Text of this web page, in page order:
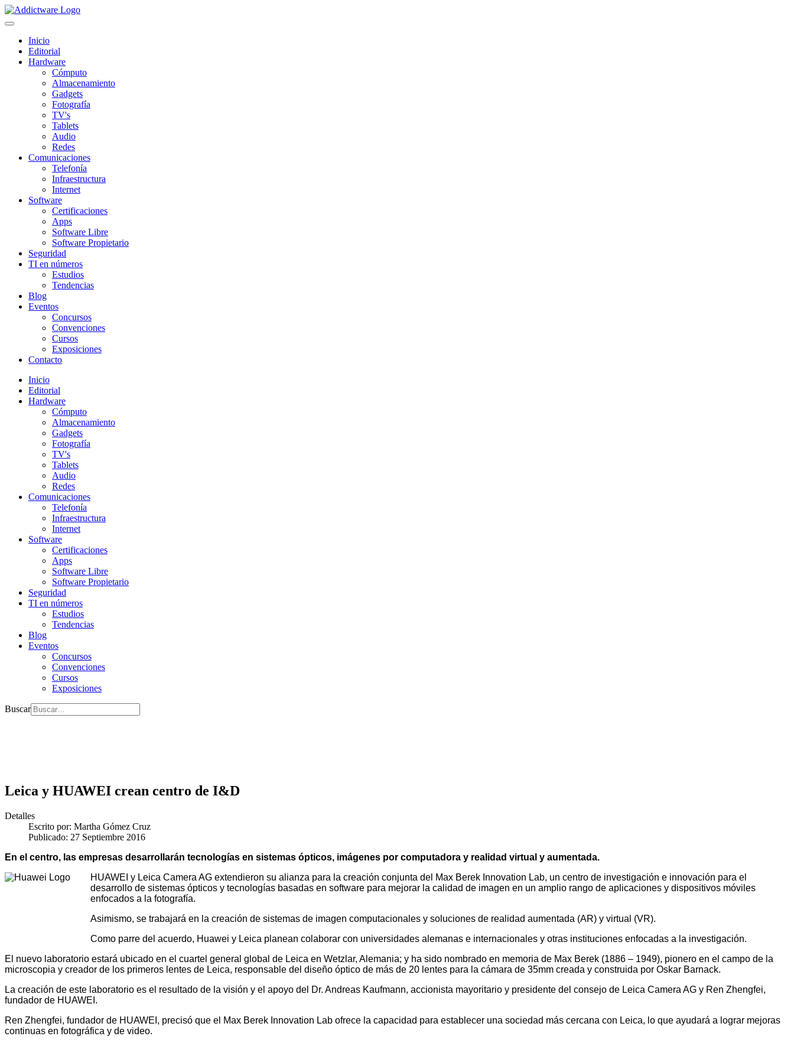
Inicio
Editorial
Hardware
Cómputo
Almacenamiento
Gadgets
Fotografía
TV's
Tablets
Audio
Redes
Comunicaciones
Telefonía
Infraestructura
Internet
Software
Certificaciones
Apps
Software Libre
Software Propietario
Seguridad
TI en números
Estudios
Tendencias
Blog
Eventos
Concursos
Convenciones
Cursos
Exposiciones
Contacto
Inicio
Editorial
Hardware
Cómputo
Almacenamiento
Gadgets
Fotografía
TV's
Tablets
Audio
Redes
Comunicaciones
Telefonía
Infraestructura
Internet
Software
Certificaciones
Apps
Software Libre
Software Propietario
Seguridad
TI en números
Estudios
Tendencias
Blog
Eventos
Concursos
Convenciones
Cursos
Exposiciones
Buscar
Leica y HUAWEI crean centro de I&D
Detalles
Escrito por: Martha Gómez Cruz
Publicado: 27 Septiembre 2016
En el centro, las empresas desarrollarán tecnologías en sistemas ópticos, imágenes por computadora y realidad virtual y aumentada.
HUAWEI y Leica Camera AG extendieron su alianza para la creación conjunta del Max Berek Innovation Lab, un centro de investigación e innovación para el
desarrollo de sistemas ópticos y tecnologías basadas en software para mejorar la calidad de imagen en un amplio rango de aplicaciones y dispositivos móviles
enfocados a la fotografía.
Asimismo, se trabajará en la creación de sistemas de imagen computacionales y soluciones de realidad aumentada (AR) y virtual (VR).
Como parre del acuerdo, Huawei y Leica planean colaborar con universidades alemanas e internacionales y otras instituciones enfocadas a la investigación.
El nuevo laboratorio estará ubicado en el cuartel general global de Leica en Wetzlar, Alemania; y ha sido nombrado en memoria de Max Berek (1886 – 1949), pionero en el campo de la
microscopia y creador de los primeros lentes de Leica, responsable del diseño óptico de más de 20 lentes para la cámara de 35mm creada y construida por Oskar Barnack.
La creación de este laboratorio es el resultado de la visión y el apoyo del Dr. Andreas Kaufmann, accionista mayoritario y presidente del consejo de Leica Camera AG y Ren Zhengfei,
fundador de HUAWEI.
Ren Zhengfei, fundador de HUAWEI, precisó que el Max Berek Innovation Lab ofrece la capacidad para establecer una sociedad más cercana con Leica, lo que ayudará a lograr mejoras
continuas en fotográfica y de video.